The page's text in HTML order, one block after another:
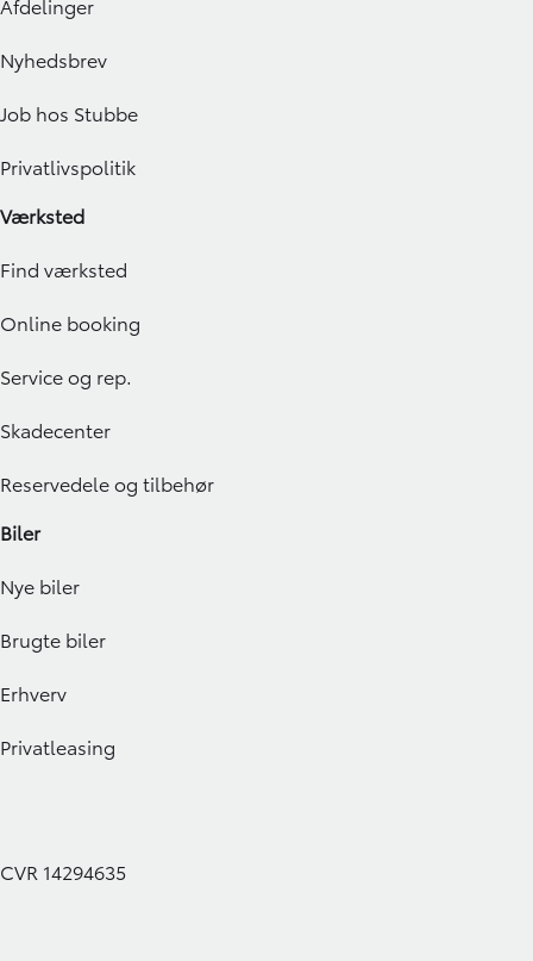
Nyhedsbrev
Job hos Stubbe
Privatlivspolitik
Værksted
Find værksted
Online booking
Service og rep.
Skadecenter
Reservedele og tilbehør
Biler
Nye biler
Brugte biler
Erhverv
Privatleasing
CVR 14294635